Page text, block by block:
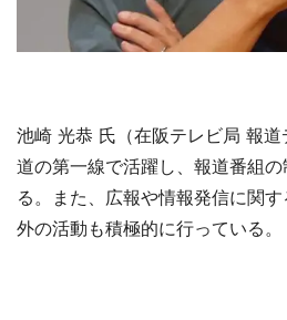
池崎 光恭 氏（在阪テレビ局 報
道の第一線で活躍し、報道番組
る。また、広報や情報発信に関
外の活動も積極的に行っている。